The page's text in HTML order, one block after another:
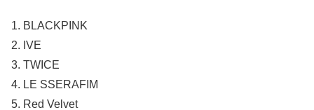
1. BLACKPINK
2. IVE
3. TWICE
4. LE SSERAFIM
5. Red Velvet